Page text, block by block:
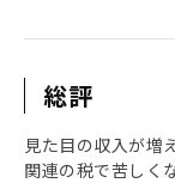
総評
見た目の収入が増
関連の税で苦しく